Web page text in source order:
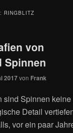
RINGBLITZ
von
Spinnen
2017von Frank
Spinnen keine
Detail
vor ein paar